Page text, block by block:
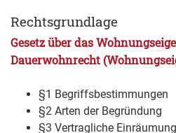
Rechtsgrundlage
Gesetz über das
Dauerwohnrecht
§1 Begriffsbestimmungen
§2 Arten der Begründung
§3 Vertragliche